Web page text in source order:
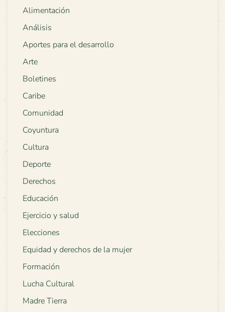
Alimentación
Análisis
Aportes para el desarrollo
Arte
Boletines
Caribe
Comunidad
Coyuntura
Cultura
Deporte
Derechos
Educación
Ejercicio y salud
Elecciones
Equidad y derechos de la mujer
Formación
Lucha Cultural
Madre Tierra